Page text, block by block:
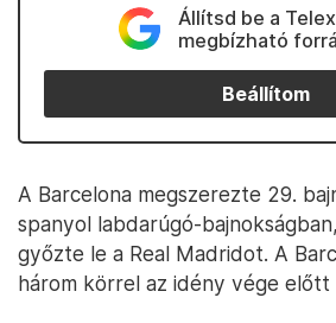
Állítsd be a
megbízható
Beállítom
A Barcelona megszerezte 29.
spanyol labdarúgó-
győzte le a Real Madridot. A
három körrel az idény vége